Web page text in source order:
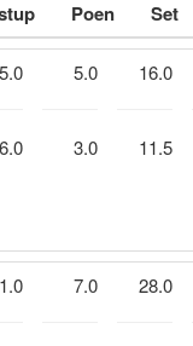
Poen Set
5.0
6.0
5.0
3.0
16.0
11.5
7.0 28.0